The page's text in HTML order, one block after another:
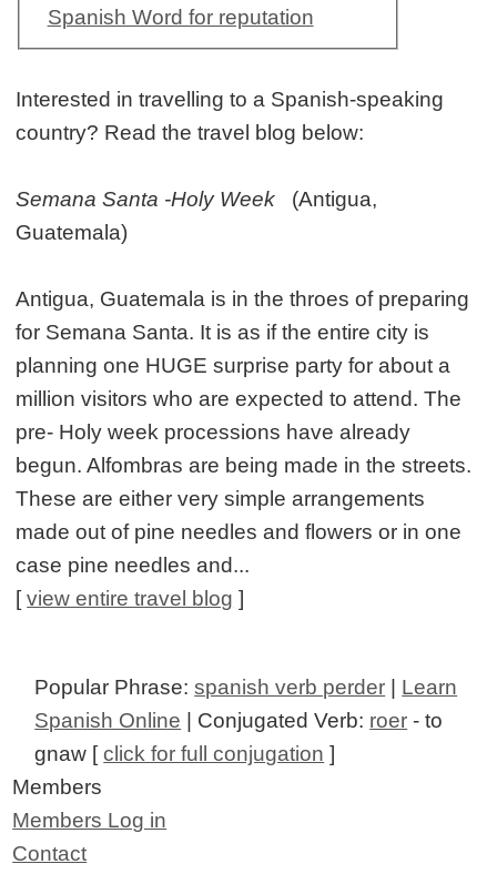
Spanish Word for reputation
Interested in travelling to a Spanish-speaking
country? Read the travel blog below:
Semana Santa -Holy Week (Antigua,
Guatemala)
Antigua, Guatemala is in the throes of preparing
for Semana Santa. It is as if the entire city is
planning one HUGE surprise party for about a
million visitors who are expected to attend. The
pre- Holy week processions have already
begun. Alfombras are being made in the streets.
These are either very simple arrangements
made out of pine needles and flowers or in one
case pine needles and...
[view entire travel blog ]
Popular Phrase:spanish verb perder | Learn
Spanish Online | Conjugated Verb: roer - to
gnaw [click for full conjugation ]
Members
Members Log in
Contact